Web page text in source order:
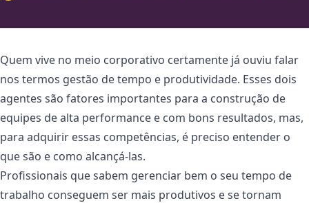
Quem vive no meio corporativo certamente já ouviu falar
nos termos gestão de tempo e produtividade. Esses dois
agentes são fatores importantes para a construção de
equipes de alta performance e com bons resultados, mas,
para adquirir essas competências, é preciso entender o
que são e como alcançá-las.
Profissionais que sabem gerenciar bem o seu tempo de
trabalho conseguem ser mais produtivos e se tornam